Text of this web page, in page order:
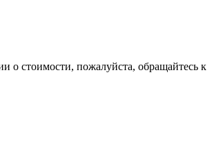
о стоимости, пожалуйста, обращайтесь к